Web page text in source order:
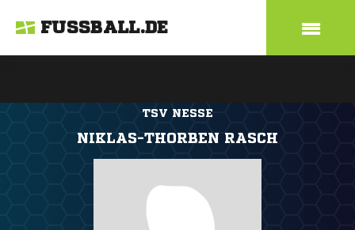
FUSSBALL.DE
TSV NESSE
NIKLAS-THORBEN RASCH